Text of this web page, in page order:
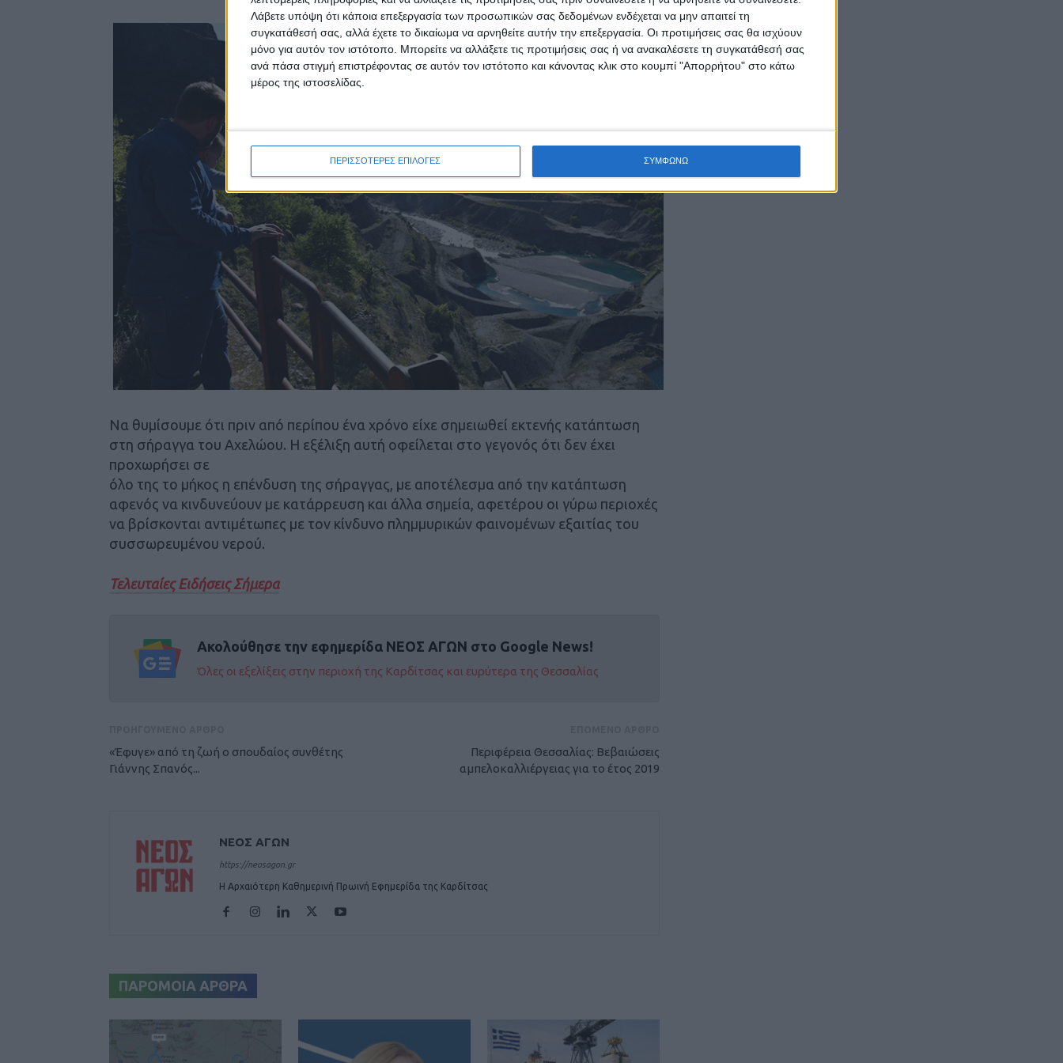
Λάβετε υπόψη ότι κάποια επεξεργασία των προσωπικών σας δεδομένων ενδέχεται να μην απαιτεί τη
συγκατάθεσή σας, αλλά έχετε το δικαίωμα να αρνηθείτε αυτήν την επεξεργασία. Οι προτιμήσεις σας θα ισχύουν
μόνο για αυτόν τον ιστότοπο. Μπορείτε να αλλάξετε τις προτιμήσεις σας ή να ανακαλέσετε τη συγκατάθεσή σας
ανά πάσα στιγμή επιστρέφοντας σε αυτόν τον ιστότοπο και κάνοντας κλικ στο κουμπί "Απορρήτου" στο κάτω
μέρος της ιστοσελίδας.
ΠΕΡΙΣΣΟΤΕΡΕΣ ΕΠΙΛΟΓΕΣ ΣΥΜΦΩΝΩ
Να θυμίσουμε ότι πριν από περίπου ένα χρόνο είχε σημειωθεί εκτενής κατάπτωση
στη σήραγγα του Αχελώου. Η εξέλιξη αυτή οφείλεται στο γεγονός ότι δεν έχει
προχωρήσει σε
όλο της το μήκος η επένδυση της σήραγγας, με αποτέλεσμα από την κατάπτωση
αφενός να κινδυνεύουν με κατάρρευση και άλλα σημεία, αφετέρου οι γύρω περιοχές
να βρίσκονται αντιμέτωπες με τον κίνδυνο πλημμυρικών φαινομένων εξαιτίας του
συσσωρευμένου νερού.
Τελευταίες Ειδήσεις Σήμερα
Ακολούθησε την εφημερίδα ΝΕΟΣ ΑΓΩΝ στο Google News!
Όλες οι εξελίξεις στην περιοχή της Καρδίτσας και ευρύτερα της Θεσσαλίας
«Έφυγε» από τη ζωή ο σπουδαίος συνθέτης
Γιάννης Σπανός...
Περιφέρεια Θεσσαλίας: Βεβαιώσεις
αμπελοκαλλιέργειας για το έτος 2019
ΝΕΟΣ ΑΓΩΝ
https://neosagon.gr
Η Αρχαιότερη Καθημερινή Πρωινή Εφημερίδα της Καρδίτσας
ΠΑΡΟΜΟΙΑ ΑΡΘΡΑ